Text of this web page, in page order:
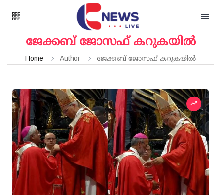
ജേക്കബ് ജോസഫ് കറുകയിൽ
Home Author ജേക്കബ് ജോസഫ് കറുകയിൽ